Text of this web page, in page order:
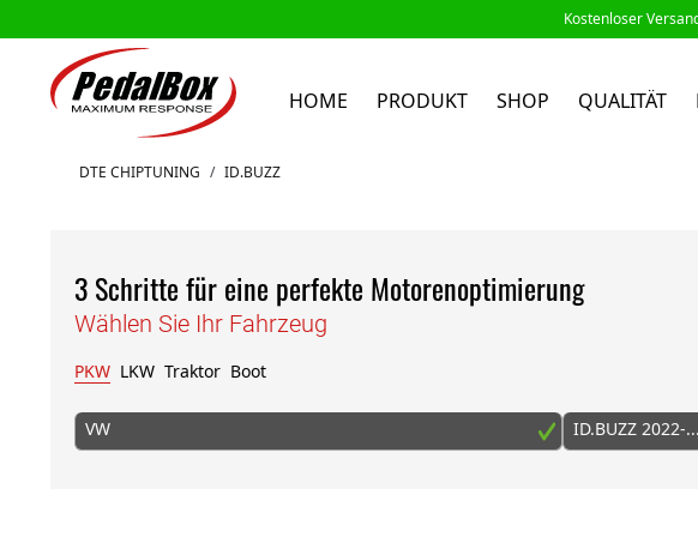
Kostenloser
HOME PRODUKT SHOP QUALITÄT
Zum Inhalt springen
DTE CHIPTUNING / ID.BUZZ
3 Schritte für eine perfekte Motorenoptimierung
Wählen Sie Ihr Fahrzeug
PKW LKW Traktor Boot
VW ID.BUZZ 2022-...